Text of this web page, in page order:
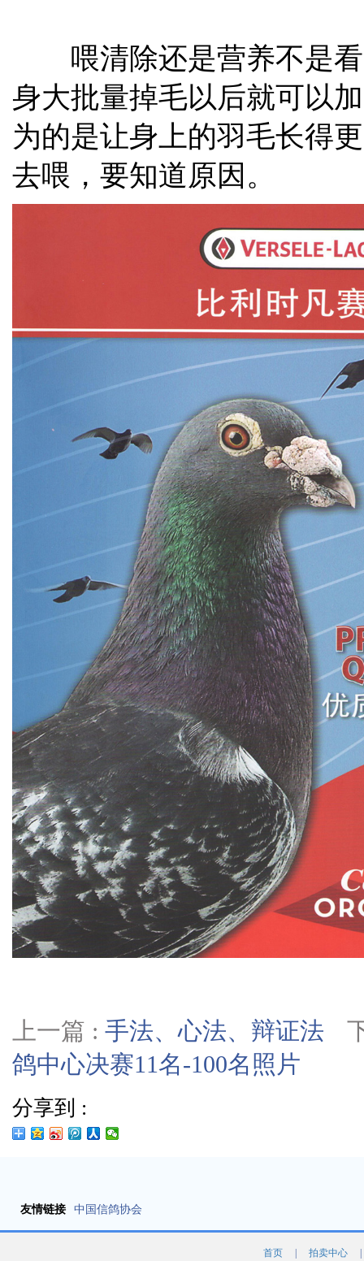
喂清除还是营养不是看
身大批量掉毛以后就可以
为的是让身上的羽毛长得
去喂，要知道原因。
上一篇 : 手法、心法、辩证法
鸽中心决赛11名-100名照片
分享到 :
友情链接 中国信鸽协会
首页 拍卖中心